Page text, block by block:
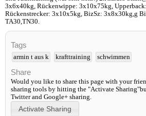
3x6x40kg, Rückenwippe: 3x10x75kg,
Rückenstrecker: 3x10x5kg, BizSz: 3x8x30kg,g
TA30,TN30.
Tags
armin t aus k krafttraining schwimmen
Share
Would you like to share this page with your
sharing tools by hitting the "Activate
Twitter and Google+ sharing.